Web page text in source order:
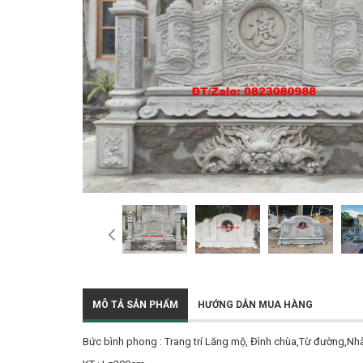
MÔ TẢ SẢN PHẨM HƯỚNG DẪN MUA HÀNG
Bức bình phong : Trang trí Lăng mộ, Đình chùa,Từ